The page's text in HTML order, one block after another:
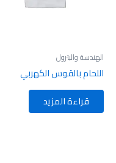
الهندسة والبترول
اللحام بالقوس الكهربي
قراءة المزيد